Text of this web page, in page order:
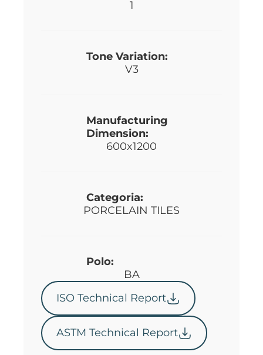
1
Tone Variation:
V3
Manufacturing
Dimension:
600x1200
Categoria:
PORCELAIN TILES
Polo:
BA
ISO Technical Report
ASTM Technical Report